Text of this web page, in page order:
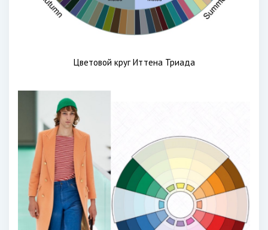
Цветовой круг Иттена Триада